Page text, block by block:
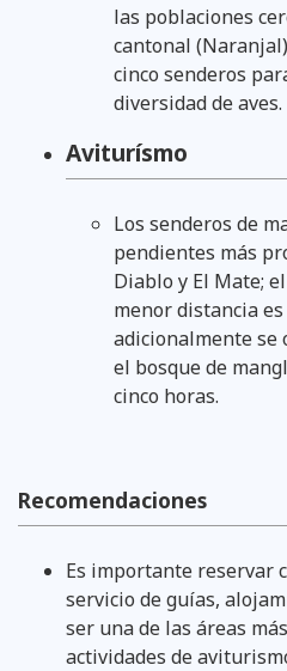
las poblaciones
cantonal
cinco senderos
diversidad de aves.
Aviturísmo
Los senderos de
pendientes más
Diablo y El Mate;
menor distancia
adicionalmente se
el bosque de
cinco horas.
Recomendaciones
Es importante reservar
servicio de guías,
ser una de las áreas
actividades de